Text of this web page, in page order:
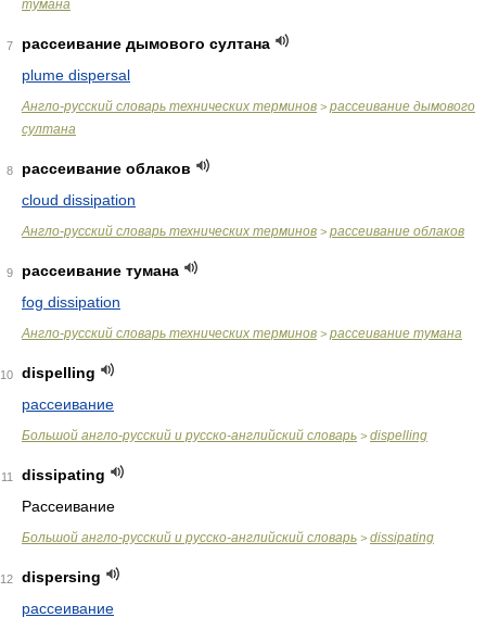
тумана
7
рассеивание дымового султана
plume dispersal
Англо-русский словарь технических терминов > рассеивание дымового
султана
8
рассеивание облаков
cloud dissipation
Англо-русский словарь технических терминов > рассеивание облаков
9
рассеивание тумана
fog dissipation
Англо-русский словарь технических терминов > рассеивание тумана
10
dispelling
рассеивание
Большой англо-русский и русско-английский словарь > dispelling
11
dissipating
Рассеивание
Большой англо-русский и русско-английский словарь > dissipating
12
dispersing
рассеивание